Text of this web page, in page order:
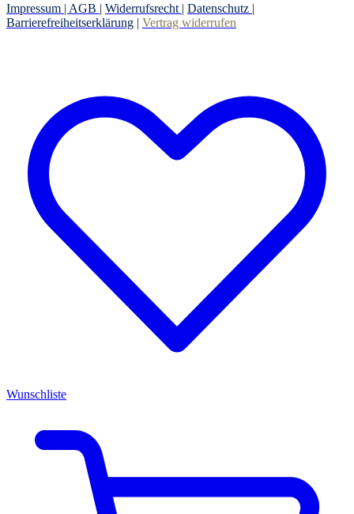
Impressum | AGB | Widerrufsrecht | Datenschutz |
Barrierefreiheitserklärung | Vertrag widerrufen
Wunschliste